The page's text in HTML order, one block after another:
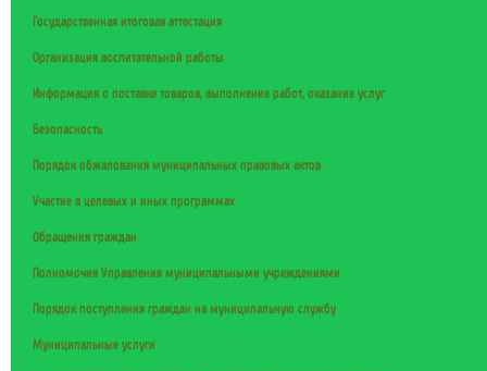
Государственная итоговая аттестация
Организация воспитательной работы
Информация о поставке товаров, выполнение работ, оказание услуг
Безопасность
Порядок обжалования муниципальных правовых актов
Участие в целевых и иных программах
Обращения граждан
Полномочия Управления муниципальными учреждениями
Порядок поступления граждан на муниципальную службу
Муниципальные услуги